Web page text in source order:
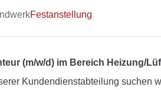
Festanstellung
(m/w/d) im Bereich Heizung/
Kundendienstabteilung suchen